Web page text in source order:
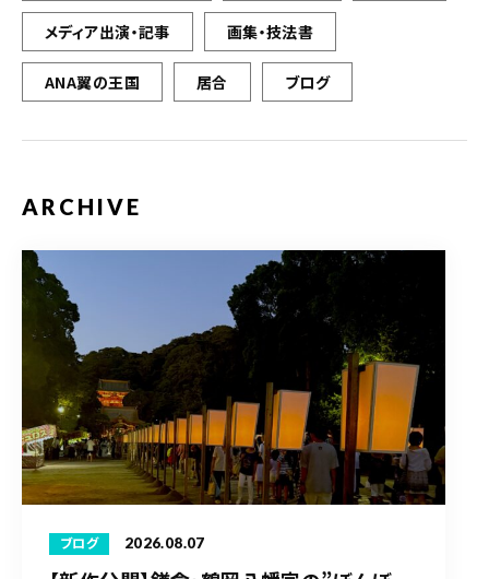
メディア出演・記事 画集・技法書
ANA翼の王国 居合 ブログ
ARCHIVE
ブログ 2026.08.07